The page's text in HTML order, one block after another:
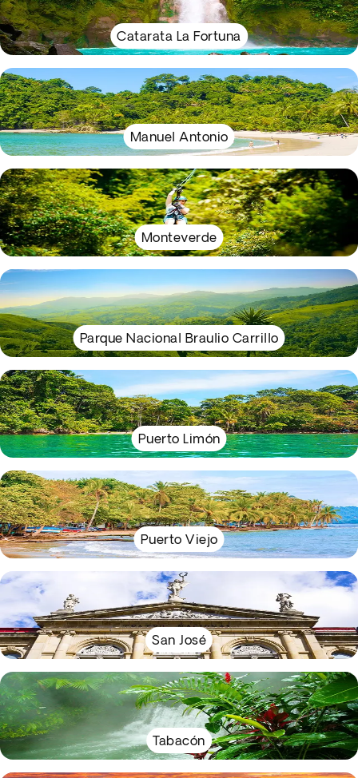
Catarata La Fortuna
Manuel Antonio
Monteverde
Parque Nacional Braulio Carrillo
Puerto Limón
Puerto Viejo
San José
Tabacón